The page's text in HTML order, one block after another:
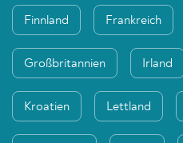
Finnland Frankreich
Großbritannien Irland
Kroatien Lettland